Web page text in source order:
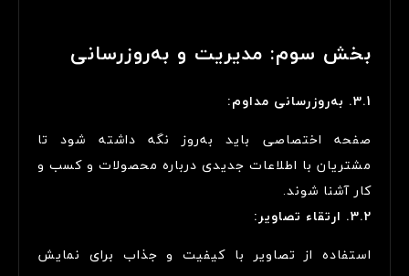
بخش سوم: مدیریت و به‌روزرسانی
3.1. به‌روزرسانی مداوم:
صفحه اختصاصی باید به‌روز نگه داشته شود تا
مشتریان با اطلاعات جدیدی درباره محصولات و کسب و
کار آشنا شوند.
3.2. ارتقاء تصاویر:
استفاده از تصاویر با کیفیت و جذاب برای نمایش